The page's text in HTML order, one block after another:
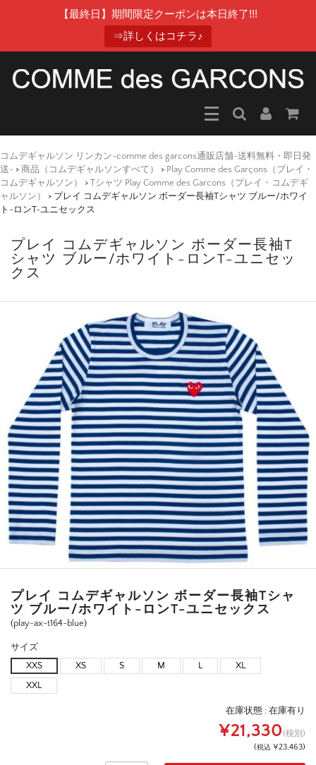
【最終日】期間限定クーポンは本日終了!!!
⇒詳しくはコチラ♪
コムデギャルソン リンカン-comme des garcons通販店舗-送料無料・即日発
送- > 商品（コムデギャルソンすべて） > Play Comme des Garçons（プレイ・
コムデギャルソン）
> Tシャツ Play Comme des Garcons（プレイ・コムデギ
ャルソン）
> プレイ コムデギャルソン ボーダー長袖Tシャツ ブルー/ホワイ
ト-ロンT-ユニセックス
プレイ コムデギャルソン ボーダー長袖T
シャツ ブルー/ホワイト-ロンT-ユニセッ
クス
プレイ コムデギャルソン ボーダー長袖Tシャ
ツ ブルー/ホワイト-ロンT-ユニセックス
(play-ax-t164-blue)
サイズ
XXS
XS S M L
XL
XXL
在庫状態 : 在庫有り
¥21,330(税別)
(税込 ¥23,463)